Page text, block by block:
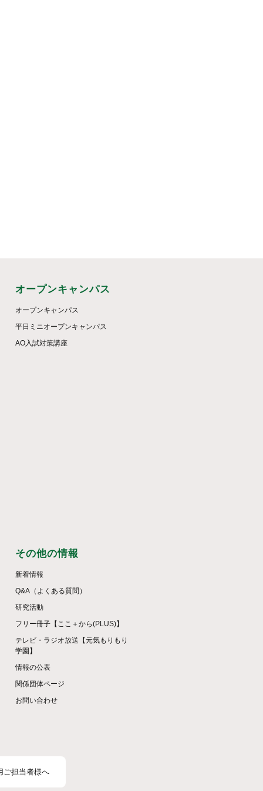
オープンキャンパス
オープンキャンパス
平日ミニオープンキャンパス
AO入試対策講座
その他の情報
新着情報
Q&A（よくある質問）
研究活動
フリー冊子【ここ＋から(PLUS)】
テレビ・ラジオ放送【元気もりもり
学園】
情報の公表
関係団体ページ
お問い合わせ
ご担当者様へ